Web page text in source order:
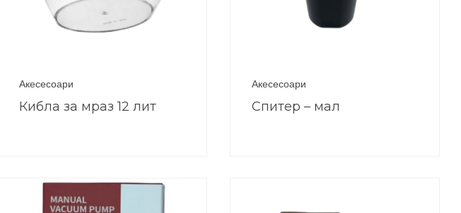
Акесесоари
Кибла за мраз 12 лит
Акесесоари
Спитер – мал